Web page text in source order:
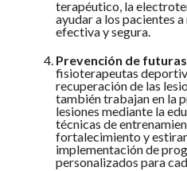
terapéutico, la
ayudar a los pacientes
efectiva y segura.
Prevención de
fisioterapeutas
recuperación de las
también trabajan en la
lesiones mediante la
técnicas de
fortalecimiento y
implementación de
personalizados para